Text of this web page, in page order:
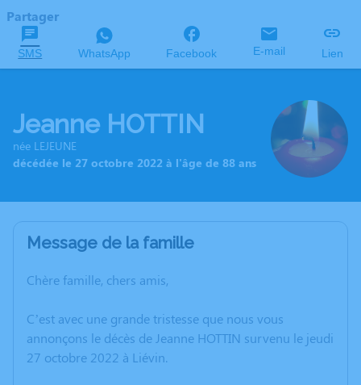
Partager
SMS WhatsApp Facebook E-mail Lien
Jeanne HOTTIN
née LEJEUNE
décédée le 27 octobre 2022 à l'âge de 88 ans
Message de la famille
Chère famille, chers amis,
C’est avec une grande tristesse que nous vous
annonçons le décès de Jeanne HOTTIN survenu le jeudi
27 octobre 2022 à Liévin.